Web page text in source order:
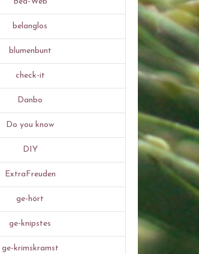
belanglos
blumenbunt
check-it
Danbo
Do you know
DIY
ExtraFreuden
ge-hört
ge-knipstes
ge-krimskramst